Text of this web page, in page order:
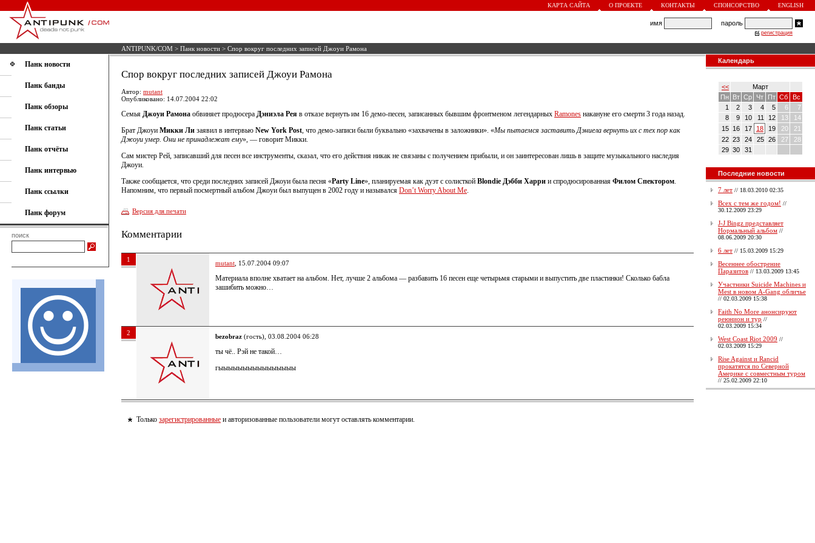
КАРТА САЙТА О ПРОЕКТЕ КОНТАКТЫ СПОНСОРСТВО ENGLISH
имя пароль
регистрация
ANTIPUNK/COM > Панк новости > Спор вокруг последних записей Джоуи Рамона
Панк новости
Панк банды
Панк обзоры
Панк статьи
Панк отчёты
Панк интервью
Панк ссылки
Панк форум
поиск
Спор вокруг последних записей Джоуи Рамона
Автор: mutant
Опубликовано: 14.07.2004 22:02
Семья Джоуи Рамона обвиняет продюсера Дэниэла Рея в отказе вернуть им 16 демо-песен, записанных бывшим фронтменом легендарных Ramones накануне его смерти 3 года назад.
Брат Джоуи Микки Ли заявил в интервью New York Post, что демо-записи были буквально «захвачены в заложники». «Мы пытаемся заставить Дэниела вернуть их с тех пор как
Джоуи умер. Они не принадлежат ему», — говорит Микки.
Сам мистер Рей, записавший для песен все инструменты, сказал, что его действия никак не связаны с получением прибыли, и он заинтересован лишь в защите музыкального наследия
Джоуи.
Также сообщается, что среди последних записей Джоуи была песня «Party Line», планируемая как дуэт с солисткой Blondie Дэбби Харри и спродюсированная Филом Спектором.
Напомним, что первый посмертный альбом Джоуи был выпущен в 2002 году и назывался Don’t Worry About Me.
Версия для печати
Комментарии
1 mutant , 15.07.2004 09:07
Материала вполне хватает на альбом. Нет, лучше 2 альбома — разбавить 16 песен еще четырьмя старыми и выпустить две пластинки! Сколько бабла
зашибить можно…
2 bezobraz (гость), 03.08.2004 06:28
ты чё.. Рэй не такой…
гыыыыыыыыыыыыыыыы
Только зарегистрированные и авторизованные пользователи могут оставлять комментарии.
Календарь
<<
Март
Пн
Вт Ср Чт Пт Сб
Вс
1
2 3 4 5 6
7
8
9 10 11 12 13
14
15 16 17 18 19 20
21
22 23 24 25 26 27
28
29 30 31
Последние новости
7 лет // 18.03.2010 02:35
Всех с тем же годом! //
30.12.2009 23:29
J-J Bingz представляет
Нормальный альбом //
08.06.2009 20:30
6 лет // 15.03.2009 15:29
Весеннее обострение
Паразитов // 13.03.2009 13:45
Участники Suicide Machines и
Mest в новом A-Gang обличье
// 02.03.2009 15:38
Faith No More анонсируют
реюнион и тур //
02.03.2009 15:34
West Coast Riot 2009 //
02.03.2009 15:29
Rise Against и Rancid
прокатятся по Северной
Америке с совместным туром
// 25.02.2009 22:10